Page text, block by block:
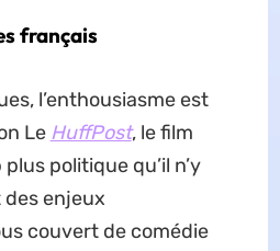
français
l’enthousiasme est
Le HuffPost, le film
politique qu’il n’y
enjeux
couvert de comédie